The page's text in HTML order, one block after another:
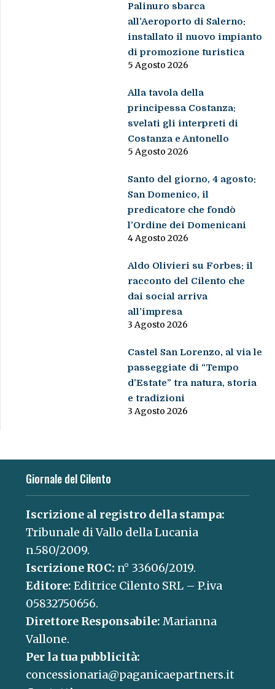
Palinuro sbarca
all’Aeroporto di Salerno:
installato il nuovo impianto
di promozione turistica
5 Agosto 2026
Alla tavola della
principessa Costanza:
svelati gli interpreti di
Costanza e Antonello
5 Agosto 2026
Santo del giorno, 4 agosto:
San Domenico, il
predicatore che fondò
l’Ordine dei Domenicani
4 Agosto 2026
Aldo Olivieri su Forbes: il
racconto del Cilento che
dai social arriva
all’impresa
3 Agosto 2026
Castel San Lorenzo, al via le
passeggiate di “Tempo
d’Estate” tra natura, storia
e tradizioni
3 Agosto 2026
Giornale del Cilento
Iscrizione al registro della stampa:
Tribunale di Vallo della Lucania
n.580/2009.
Iscrizione ROC: n° 33606/2019.
Editore: Editrice Cilento SRL – P.iva
05832750656.
Direttore Responsabile: Marianna
Vallone.
Per la tua pubblicità:
concessionaria@paganicaepartners.it